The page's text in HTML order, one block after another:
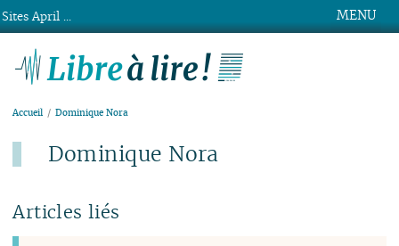
MENU
Accueil Dominique Nora
Dominique Nora
Articles liés
Sites April ...